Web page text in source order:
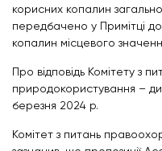
корисних копалин
передбачено у Примітці
копалин місцевого
Про відповідь Комітету з
природокористування –
березня 2024 р.
Комітет з питань